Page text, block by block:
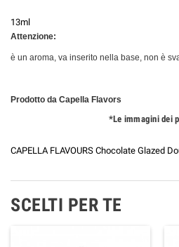
13ml
Attenzione:
è un aroma, va inserito nella base, non è
Prodotto da Capella Flavors
*Le immagini dei
CAPELLA FLAVOURS Chocolate Glazed
SCELTI PER TE